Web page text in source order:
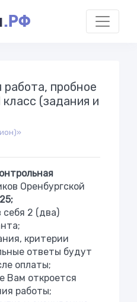
.РФ
пробное
класс (задания и
Оренбургской
себя 2 (два)
критерии
ответы будут
оплаты;
Вам откроется
работы;